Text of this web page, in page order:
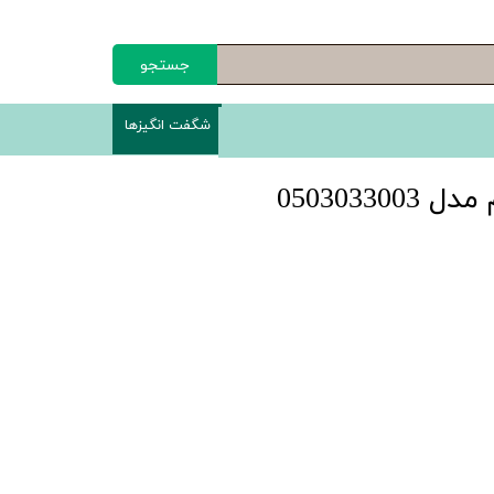
جستجو
شگفت انگیزها